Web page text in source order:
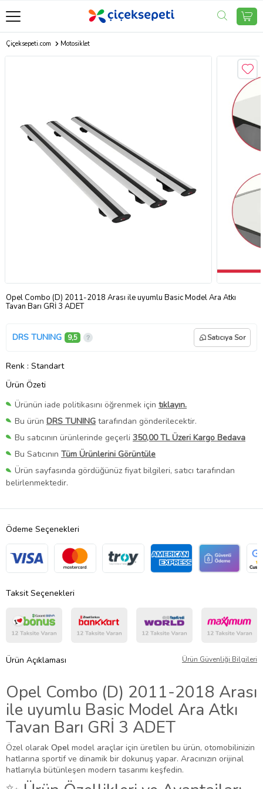
Çiçeksepeti.com Motosiklet
Opel Combo (D) 2011-2018 Arası ile uyumlu Basic Model Ara Atkı
Tavan Barı GRİ 3 ADET
DRS TUNING 9,5 Satıcıya Sor
Renk : Standart
Ürün Özeti
Ürünün iade politikasını öğrenmek için tıklayın.
Bu ürün DRS TUNING tarafından gönderilecektir.
Bu satıcının ürünlerinde geçerli 350,00 TL Üzeri Kargo Bedava
Bu Satıcının Tüm Ürünlerini Görüntüle
Ürün sayfasında gördüğünüz fiyat bilgileri, satıcı tarafından
belirlenmektedir.
Ödeme Seçenekleri
Taksit Seçenekleri
Ürün Açıklaması Ürün Güvenliği Bilgileri
Opel Combo (D) 2011-2018 Arası
ile uyumlu Basic Model Ara Atkı
Tavan Barı GRİ 3 ADET
Özel olarak Opel model araçlar için üretilen bu ürün, otomobilinizin
hatlarına sportif ve dinamik bir dokunuş yapar. Aracınızın orijinal
hatlarıyla bütünleşen modern tasarımı keşfedin.